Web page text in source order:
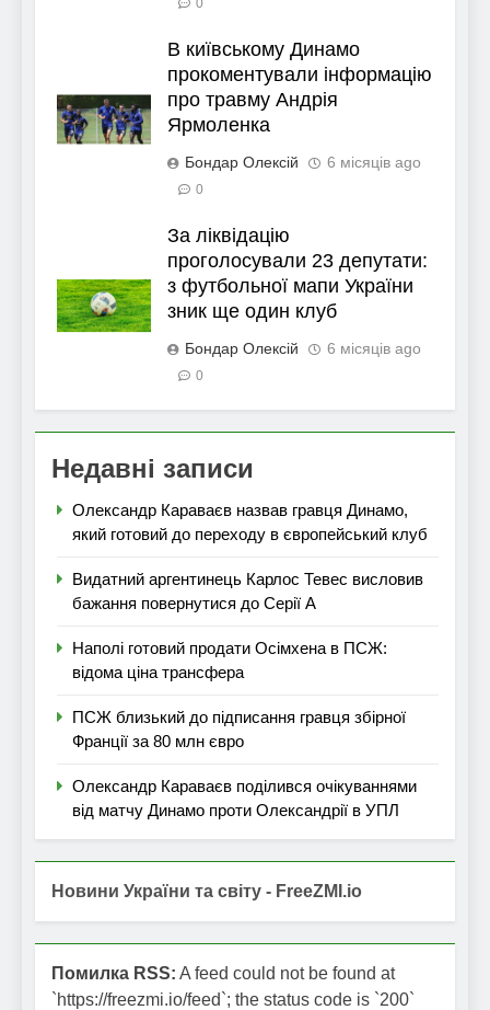
0
В київському Динамо
прокоментували інформацію
про травму Андрія
Ярмоленка
Бондар Олексій 6 місяців ago
0
За ліквідацію
проголосували 23 депутати:
з футбольної мапи України
зник ще один клуб
Бондар Олексій 6 місяців ago
0
Недавні записи
Олександр Караваєв назвав гравця Динамо,
який готовий до переходу в європейський клуб
Видатний аргентинець Карлос Тевес висловив
бажання повернутися до Серії А
Наполі готовий продати Осімхена в ПСЖ:
відома ціна трансфера
ПСЖ близький до підписання гравця збірної
Франції за 80 млн євро
Олександр Караваєв поділився очікуваннями
від матчу Динамо проти Олександрії в УПЛ
Новини України та світу - FreeZMI.io
Помилка RSS: A feed could not be found at
`https://freezmi.io/feed`; the status code is `200`